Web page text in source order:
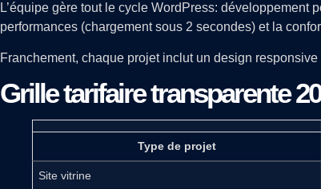
L’équipe gère tout le cycle WordPress:
performances (chargement sous 2 secondes) et la
Franchement, chaque projet inclut un design
Grille tarifaire transparente
Type de projet
Site vitrine